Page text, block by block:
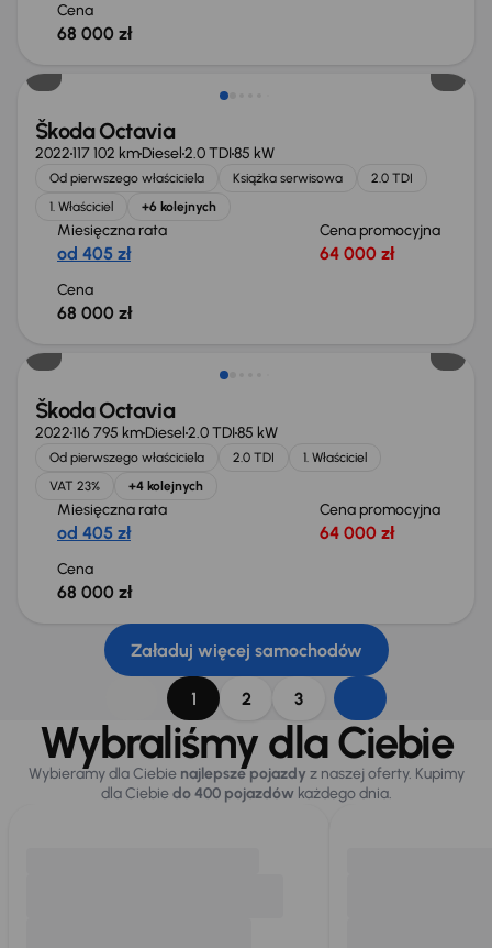
Cena
68 000 zł
Możliwość odliczenia VAT
Škoda Octavia
2022117 102 kmDiesel2.0 TDI85 kW
Od pierwszego właściciela Książka serwisowa
2.0 TDI
1. Właściciel
+6 kolejnych
Miesięczna rata
od 405 zł
Cena promocyjna
64 000 zł
Cena
68 000 zł
Możliwość odliczenia VAT
Škoda Octavia
2022116 795 kmDiesel2.0 TDI85 kW
Od pierwszego właściciela 2.0 TDI
1. Właściciel
VAT 23%
+4 kolejnych
Miesięczna rata
od 405 zł
Cena promocyjna
64 000 zł
Cena
68 000 zł
Załaduj więcej samochodów
1 2 3
Wybraliśmy dla Ciebie
Wybieramy dla Ciebie najlepsze pojazdy z naszej oferty. Kupimy
dla Ciebiedo 400 pojazdówkażdego dnia.